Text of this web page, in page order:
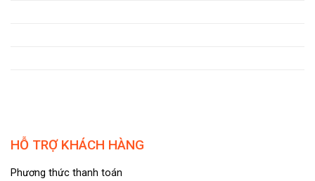
HỖ TRỢ KHÁCH HÀNG
Phương thức thanh toán